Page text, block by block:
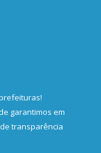
!
garantimos em
transparência